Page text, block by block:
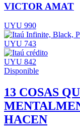
VICTOR AMAT
UYU 990
UYU 743
UYU 842
Disponible
13 COSAS
HACEN